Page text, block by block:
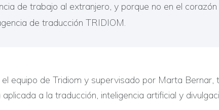
de trabajo al extranjero, y porque no en el
de traducción TRIDIOM.
equipo de Tridiom y supervisado por Marta
a la traducción, inteligencia artificial y